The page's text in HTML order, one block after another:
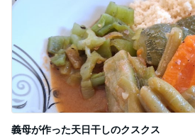
義母が作った天日干しのクスクス